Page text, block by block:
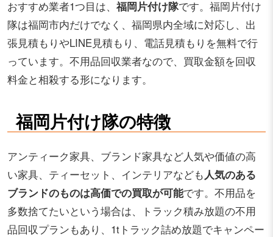
おすすめ業者1つ目は、 福岡片付け隊です。福岡片付け
隊は福岡市内だけでなく、福岡県内全域に対応し、出
張見積もりやLINE見積もり、電話見積もりを無料で行
っています。不用品回収業者なので、買取金額を回収
料金と相殺する形になります。
福岡片付け隊の特徴
アンティーク家具、ブランド家具など人気や価値の高
い家具、ティーセット、インテリアなども人気のある
ブランドのものは高価での買取が可能です。不用品を
多数捨てたいという場合は、トラック積み放題の不用
品回収プランもあり、1tトラック詰め放題でキャンペー